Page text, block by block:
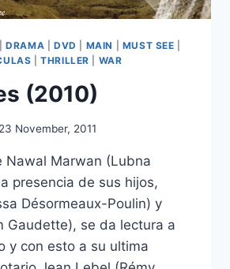
|DRAMA DVD MAIN MUST SEE
|THRILLER WAR
(2010)
23 November, 2011
Nawal Marwan (Lubna
presencia de sus hijos,
Désormeaux-Poulin) y
Gaudette), se da lectura a
y con esto a su ultima